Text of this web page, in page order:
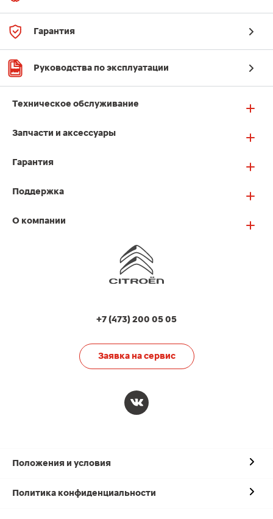
Гарантия
Руководства по эксплуатации
Техническое обслуживание
Запчасти и аксессуары
Гарантия
Поддержка
О компании
+7 (473) 200 05 05
Заявка на сервис
Положения и условия
Политика конфиденциальности